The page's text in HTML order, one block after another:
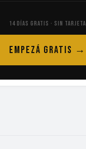
14 DÍAS GRATIS · SIN TARJETA
EMPEZÁ GRATIS →